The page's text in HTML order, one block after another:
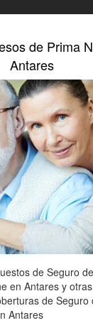
de Prima
Antares
de Seguro
en Antares y
de Seguro
Antares